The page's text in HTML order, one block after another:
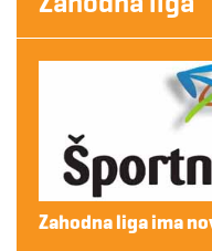
Zahodna liga ima